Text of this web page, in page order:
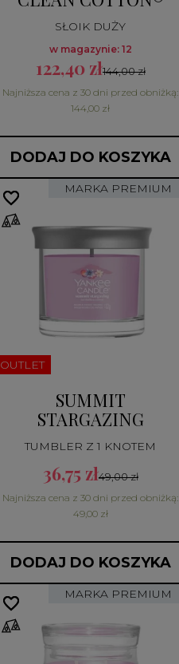
SŁOIK DUŻY
w magazynie: 12
122,40 zł144,00 zł
Najniższa cena z 30 dni przed obniżką:
144,00 zł
DODAJ DO KOSZYKA
MARKA PREMIUM
OUTLET
SUMMIT
STARGAZING
TUMBLER Z 1 KNOTEM
36,75 zł49,00 zł
Najniższa cena z 30 dni przed obniżką:
49,00 zł
DODAJ DO KOSZYKA
favorite_border
favorite_border
MARKA PREMIUM
favorite_border
favorite_border